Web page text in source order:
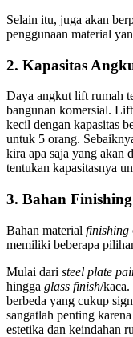
Selain itu, juga akan
penggunaan material
2. Kapasitas
Daya angkut lift rumah
bangunan komersial.
kecil dengan kapasitas
untuk 5 orang.
kira apa saja yang akan
tentukan kapasitasnya
3. Bahan
Bahan material finishing
memiliki beberapa
Mulai dari steel plate
hingga glass finish/kaca.
berbeda yang cukup
sangatlah penting karena
estetika dan keindahan